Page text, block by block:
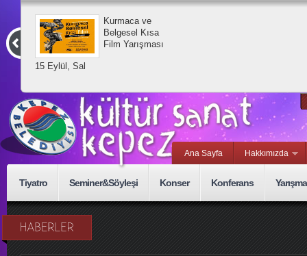
15 Eylül, Sal
Kurmaca ve
Belgesel Kısa
Film Yarışması
Ana Sayfa Hakkımızda
Tiyatro Seminer&Söyleşi Konser Konferans Yarışma